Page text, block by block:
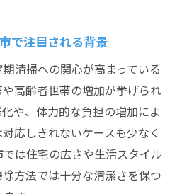
で注目される背景
清掃への関心が高まっている
高齢者世帯の増加が挙げられ
や、体力的な負担の増加によ
応しきれないケースも少なく
は住宅の広さや生活スタイル
方法では十分な清潔さを保つ